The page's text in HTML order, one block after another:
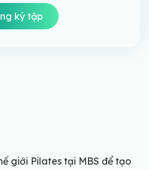
giới Pilates tại MBS để tạo